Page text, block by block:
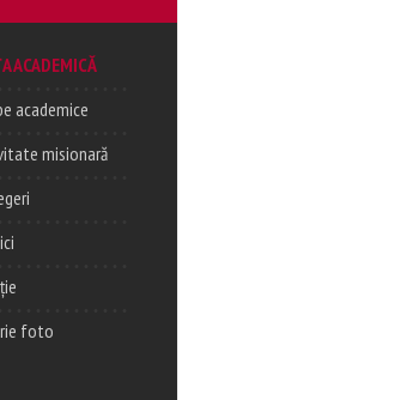
ACADEMICĂ
academice
misionară
foto